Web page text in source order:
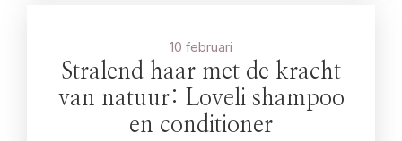
10 februari
Stralend haar met de kracht
van natuur: Loveli shampoo
en conditioner